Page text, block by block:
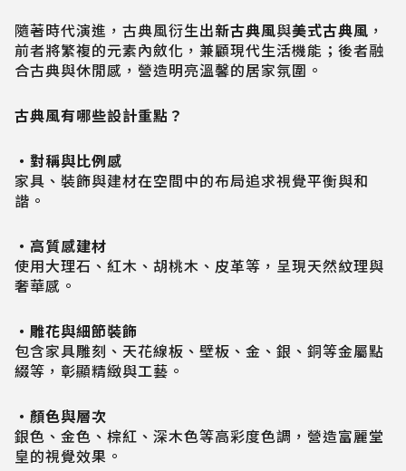
隨著時代演進，古典風衍生出新古典風與美式古典風 ，
前者將繁複的元素內斂化，兼顧現代生活機能；後者融
合古典與休閒感，營造明亮溫馨的居家氛圍。
古典風有哪些設計重點？
・對稱與比例感
家具、裝飾與建材在空間中的布局追求視覺平衡與和
諧。
・高質感建材
使用大理石、紅木、胡桃木、皮革等，呈現天然紋理與
奢華感。
・雕花與細節裝飾
包含家具雕刻、天花線板、壁板、金、銀、銅等金屬點
綴等，彰顯精緻與工藝。
・顏色與層次
銀色、金色、棕紅、深木色等高彩度色調，營造富麗堂
皇的視覺效果。